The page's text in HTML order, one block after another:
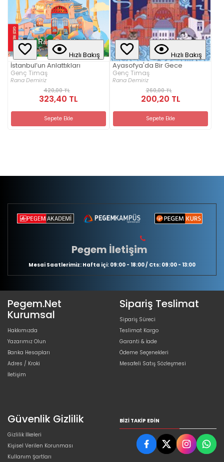
Hızlı Bakış
İstanbul’un Anlattıkları
Genç Timaş
Rana Demiriz
420,00 TL
323,40 TL
Sepete Ekle
Hızlı Bakış
Ayasofya'da Bir Gece
Genç Timaş
Rana Demiriz
260,00 TL
200,20 TL
Sepete Ekle
Pegem İletişim
Mesai Saatlerimiz: Hafta içi: 09:00 - 18:00 / Cts: 09:00 - 13:00
Pegem.Net
Kurumsal
Hakkımızda
Yazarımız Olun
Banka Hesapları
Adres / Kroki
İletişim
Sipariş Teslimat
Sipariş Süreci
Teslimat Kargo
Garanti & İade
Ödeme Seçenekleri
Mesafeli Satış Sözleşmesi
Güvenlik Gizlilik
Gizlilik İlkeleri
Kişisel Verilen Korunması
Kullanım Şartları
BIZI TAKIP EDIN